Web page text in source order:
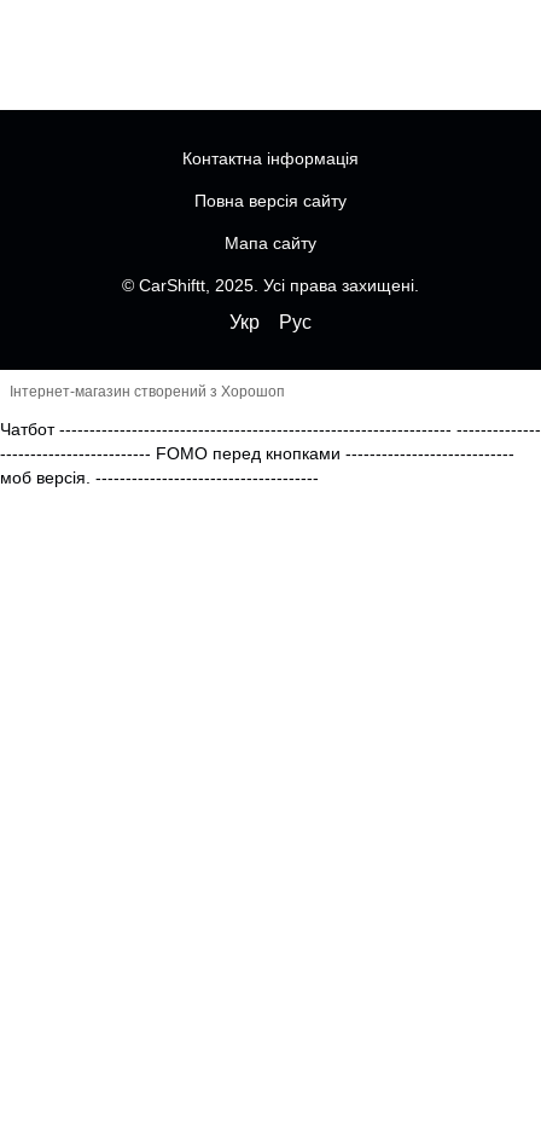
Контактна інформація
Повна версія сайту
Мапа сайту
© CarShiftt, 2025. Усі права захищені.
Укр Рус
Інтернет-магазин створений з Хорошоп
Чатбот----------------------------------------------------------------- --------------
------------------------- FOMO перед кнопками ----------------------------
моб версія. -------------------------------------